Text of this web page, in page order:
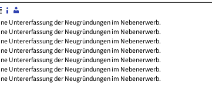
Untererfassung der Neugründungen im Nebenerwerb.
Untererfassung der Neugründungen im Nebenerwerb.
Untererfassung der Neugründungen im Nebenerwerb.
Untererfassung der Neugründungen im Nebenerwerb.
Untererfassung der Neugründungen im Nebenerwerb.
Untererfassung der Neugründungen im Nebenerwerb.
Untererfassung der Neugründungen im Nebenerwerb.